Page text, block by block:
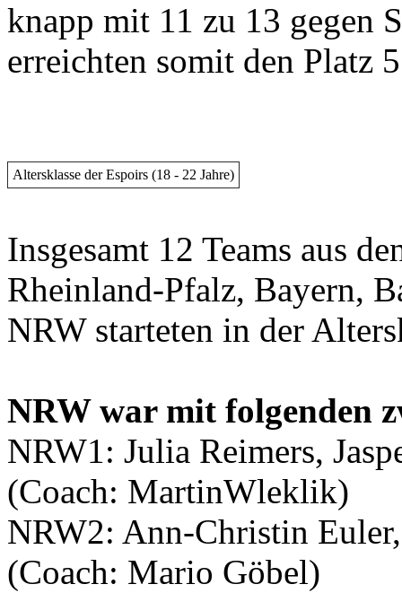
knapp mit 11 zu 13 gegen
erreichten somit den Platz
Altersklasse der Espoirs (18 - 22 Jahre)
Insgesamt 12 Teams aus
Rheinland-Pfalz, Bayern,
NRW starteten in der
NRW war mit folgenden
NRW1: Julia Reimers,
(Coach: MartinWleklik)
NRW2: Ann-Christin
(Coach: Mario Göbel)